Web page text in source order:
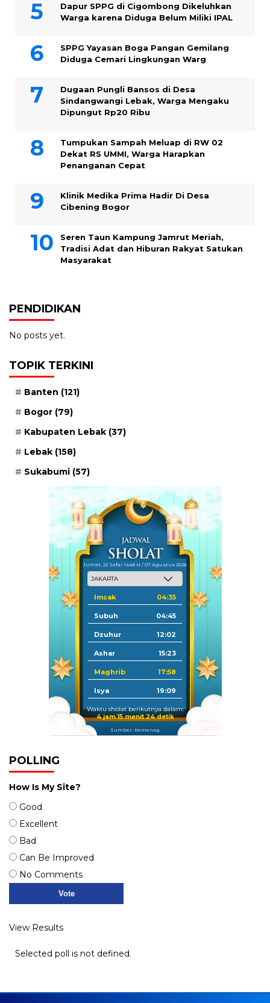
Dapur SPPG di Cigombong Dikeluhkan
Warga karena Diduga Belum Miliki IPAL
SPPG Yayasan Boga Pangan Gemilang
Diduga Cemari Lingkungan Warg
Dugaan Pungli Bansos di Desa
Sindangwangi Lebak, Warga Mengaku
Dipungut Rp20 Ribu
Tumpukan Sampah Meluap di RW 02
Dekat RS UMMI, Warga Harapkan
Penanganan Cepat
Klinik Medika Prima Hadir Di Desa
Cibening Bogor
Seren Taun Kampung Jamrut Meriah,
Tradisi Adat dan Hiburan Rakyat Satukan
Masyarakat
PENDIDIKAN
No posts yet.
TOPIK TERKINI
Banten (121)
Bogor (79)
Kabupaten Lebak (37)
Lebak (158)
Sukabumi (57)
Jum'at, 22 Safar 1448 H / 07 Agustus 2026
Imsak 04:35
Subuh 04:45
Dzuhur 12:02
Ashar 15:23
Maghrib 17:58
Isya 19:09
Waktu sholat berikutnya dalam:
4 jam 15 menit 23 detik
Sumber: Kemenag
POLLING
How Is My Site?
Good
Excellent
Bad
Can Be Improved
No Comments
View Results
Selected poll is not defined.